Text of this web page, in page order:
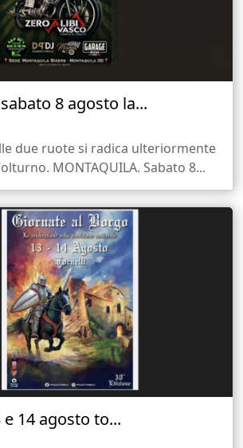
8 agosto la...
due ruote si radica ulteriormente
MONTAQUILA. Sabato 8...
14 agosto to...